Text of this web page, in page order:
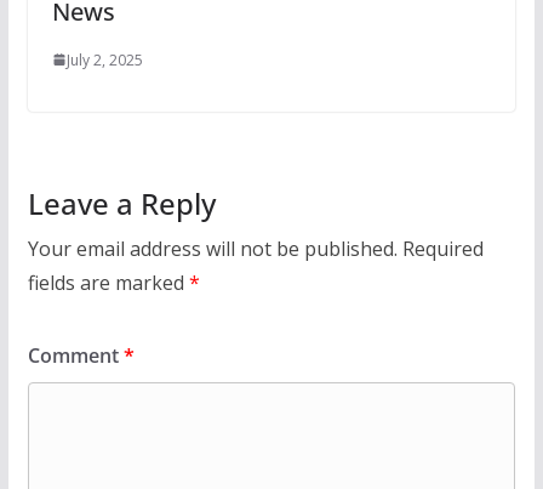
News
July 2, 2025
Leave a Reply
Your email address will not be published. Required
fields are marked *
Comment*